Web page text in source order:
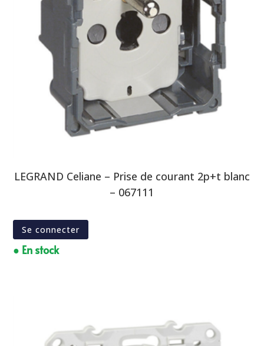
LEGRAND Celiane – Prise de courant 2p+t blanc
– 067111
Se connecter
● En stock